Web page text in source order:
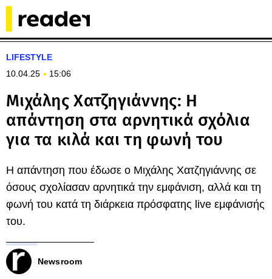
LIFESTYLE
10.04.25
15:06
Μιχάλης Χατζηγιάννης: Η
απάντηση στα αρνητικά σχόλια
για τα κιλά και τη φωνή του
Η απάντηση που έδωσε ο Μιχάλης Χατζηγιάννης σε
όσους σχολίασαν αρνητικά την εμφάνιση, αλλά και τη
φωνή του κατά τη διάρκεια πρόσφατης live εμφάνισής
του.
Newsroom